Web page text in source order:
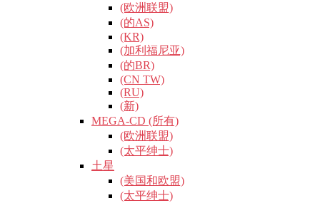
(欧洲联盟)
(的AS)
(KR)
(加利福尼亚)
(的BR)
(CN TW)
(RU)
(新)
MEGA-CD (所有)
(欧洲联盟)
(太平绅士)
土星
(美国和欧盟)
(太平绅士)